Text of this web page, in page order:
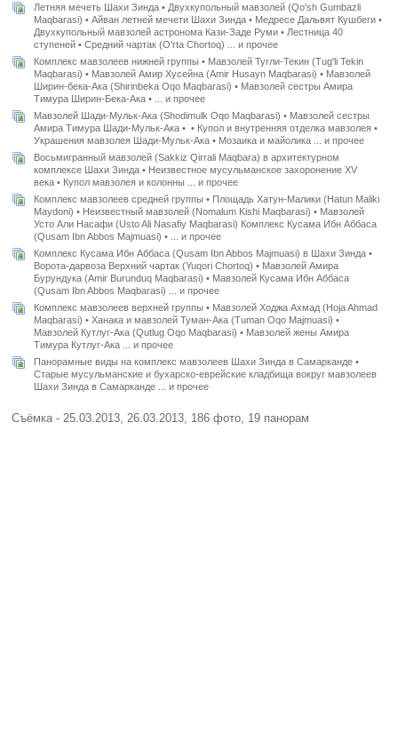
Летняя мечеть Шахи Зинда • Двухкупольный мавзолей (Qo'sh Gumbazli
Maqbarasi) • Айван летней мечети Шахи Зинда • Медресе Дальвят Кушбеги •
Двухкупольный мавзолей астронома Кази-Заде Руми • Лестница 40
ступеней • Средний чартак (O'rta Chortoq) ... и прочее
Комплекс мавзолеев нижней группы • Мавзолей Тугли-Текин (Tug'li Tekin
Maqbarasi) • Мавзолей Амир Хусейна (Amir Husayn Maqbarasi) • Мавзолей
Ширин-бека-Ака (Shirinbeka Oqo Maqbarasi) • Мавзолей сестры Амира
Тимура Ширин-Бека-Ака • ... и прочее
Мавзолей Шади-Мульк-Ака (Shodimulk Oqo Maqbarasi) • Мавзолей сестры
Амира Тимура Шади-Мульк-Ака • • Купол и внутренняя отделка мавзолея •
Украшения мавзолея Шади-Мульк-Ака • Мозаика и майолика ... и прочее
Восьмигранный мавзолей (Sakkiz Qirrali Maqbara) в архитектурном
комплексе Шахи Зинда • Неизвестное мусульманское захоронение XV
века • Купол мавзолея и колонны ... и прочее
Комплекс мавзолеев средней группы • Площадь Хатун-Малики (Hatun Maliki
Maydoni) • Неизвестный мавзолей (Nomalum Kishi Maqbarasi) • Мавзолей
Усто Али Насафи (Usto Ali Nasafiy Maqbarasi) Комплекс Кусама Ибн Аббаса
(Qusam Ibn Abbos Majmuasi) • ... и прочее
Комплекс Кусама Ибн Аббаса (Qusam Ibn Abbos Majmuasi) в Шахи Зинда •
Ворота-дарвоза Верхний чартак (Yuqori Chortoq) • Мавзолей Амира
Бурундука (Amir Burunduq Maqbarasi) • Мавзолей Кусама Ибн Аббаса
(Qusam Ibn Abbos Maqbarasi) ... и прочее
Комплекс мавзолеев верхней группы • Мавзолей Ходжа Ахмад (Hoja Ahmad
Maqbarasi) • Ханака и мавзолей Туман-Ака (Tuman Oqo Majmuasi) •
Мавзолей Кутлуг-Ака (Qutlug Oqo Maqbarasi) • Мавзолей жены Амира
Тимура Кутлуг-Ака ... и прочее
Панорамные виды на комплекс мавзолеев Шахи Зинда в Самарканде •
Старые мусульманские и бухарско-еврейские кладбища вокруг мавзолеев
Шахи Зинда в Самарканде ... и прочее
Съёмка - 25.03.2013, 26.03.2013, 186 фото, 19 панорам